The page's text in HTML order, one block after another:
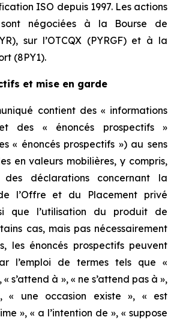
ISO depuis 1997. Les actions
sont négociées à la Bourse de
sur l’OTCQX (PYRGF) et à la
(8PY1).
et mise en garde
contient des « informations
des « énoncés prospectifs »
« énoncés prospectifs ») au sens
en valeurs mobilières, y compris,
des déclarations concernant la
l’Offre et du Placement privé
que l’utilisation du produit de
cas, mais pas nécessairement
les énoncés prospectifs peuvent
l’emploi de termes tels que «
s’attend à », « ne s’attend pas à »,
« une occasion existe », « est
», « a l’intention de », « suppose